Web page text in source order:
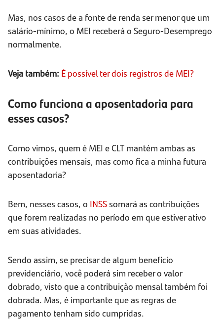
Mas, nos casos de a fonte de renda ser menor que um
salário-mínimo, o MEI receberá o Seguro-Desemprego
normalmente.
Veja também: É possível ter dois registros de MEI?
Como funciona a aposentadoria para
esses casos?
Como vimos, quem é MEI e CLT mantém ambas as
contribuições mensais, mas como fica a minha futura
aposentadoria?
Bem, nesses casos, o INSS somará as contribuições
que forem realizadas no período em que estiver ativo
em suas atividades.
Sendo assim, se precisar de algum benefício
previdenciário, você poderá sim receber o valor
dobrado, visto que a contribuição mensal também foi
dobrada. Mas, é importante que as regras de
pagamento tenham sido cumpridas.